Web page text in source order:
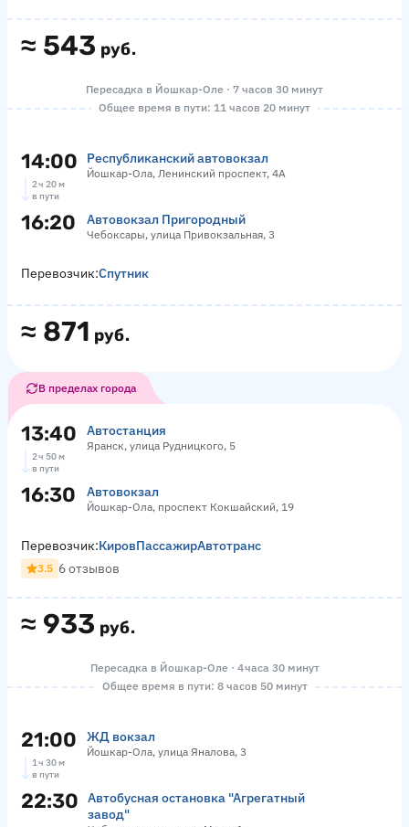
≈ 543 руб.
Пересадка в Йошкар-Оле · 7 часов 30 минут
Общее время в пути: 11 часов 20 минут
14:00 Республиканский автовокзал
Йошкар-Ола, Ленинский проспект, 4А
2 ч 20 м
в пути
16:20 Автовокзал Пригородный
Чебоксары, улица Привокзальная, 3
≈ 871 руб.
Перевозчик:Спутник
В пределах города
13:40 Автостанция
Яранск, улица Рудницкого, 5
2 ч 50 м
в пути
16:30 Автовокзал
Йошкар-Ола, проспект Кокшайский, 19
≈ 933 руб.
Перевозчик:КировПассажирАвтотранс
3.5 6 отзывов
Пересадка в Йошкар-Оле · 4 часа 30 минут
Общее время в пути: 8 часов 50 минут
21:00 ЖД вокзал
Йошкар-Ола, улица Яналова, 3
1 ч 30 м
в пути
22:30
Автобусная остановка "Агрегатный
завод"